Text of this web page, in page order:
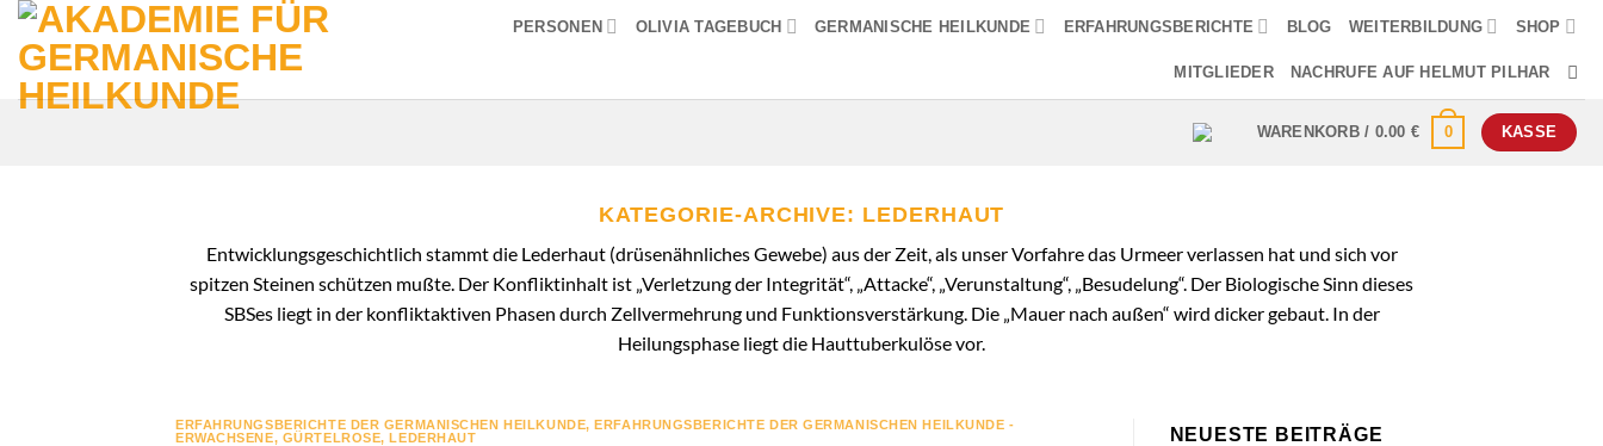
Zum
Inhalt
springen
PERSONEN OLIVIA TAGEBUCH GERMANISCHE HEILKUNDE ERFAHRUNGSBERICHTE BLOG WEITERBILDUNG SHOP
MITGLIEDER NACHRUFE AUF HELMUT PILHAR
WARENKORB / 0.00 € 0 KASSE
KATEGORIE-ARCHIVE: LEDERHAUT
Entwicklungsgeschichtlich stammt die Lederhaut (drüsenähnliches Gewebe) aus der Zeit, als unser Vorfahre das Urmeer verlassen hat und sich vor
spitzen Steinen schützen mußte. Der Konfliktinhalt ist „Verletzung der Integrität“, „Attacke“, „Verunstaltung“, „Besudelung“. Der Biologische Sinn dieses
SBSes liegt in der konfliktaktiven Phasen durch Zellvermehrung und Funktionsverstärkung. Die „Mauer nach außen“ wird dicker gebaut. In der
Heilungsphase liegt die Hauttuberkulöse vor.
ERFAHRUNGSBERICHTE DER GERMANISCHEN HEILKUNDE,ERFAHRUNGSBERICHTE DER GERMANISCHEN HEILKUNDE -
ERWACHSENE, GÜRTELROSE,LEDERHAUT NEUESTE BEITRÄGE